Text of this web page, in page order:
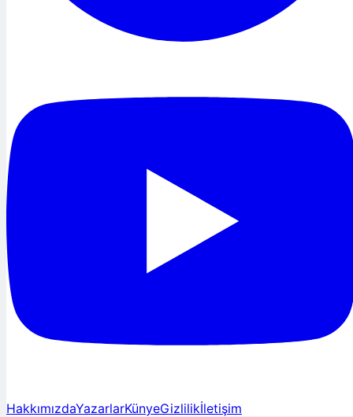
HakkımızdaYazarlarKünyeGizlilikİletişim